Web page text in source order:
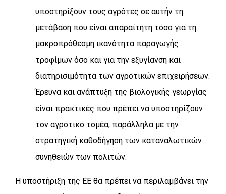
υποστηρίξουν τους αγρότες σε αυτήν τη
μετάβαση που είναι απαραίτητη τόσο για τη
μακροπρόθεσμη ικανότητα παραγωγής
τροφίμων όσο και για την εξυγίανση και
διατηρισιμότητα των αγροτικών επιχειρήσεων.
Έρευνα και ανάπτυξη της βιολογικής γεωργίας
είναι πρακτικές που πρέπει να υποστηρίζουν
τον αγροτικό τομέα, παράλληλα με την
στρατηγική καθοδήγηση των καταναλωτικών
συνηθειών των πολιτών.
Η υποστήριξη της ΕΕ θα πρέπει να περιλαμβάνει την